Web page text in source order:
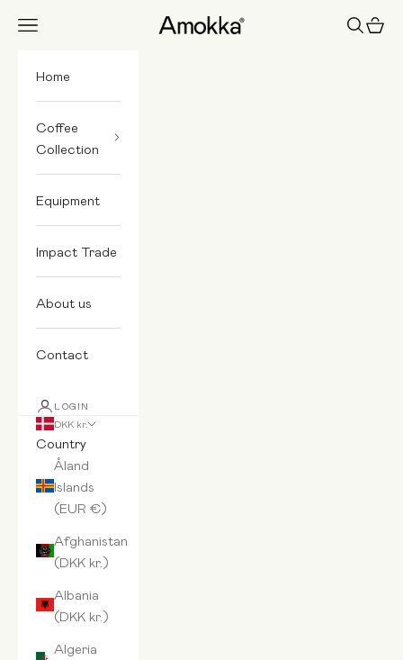
Amokka
Navigation menu Search
Cart
Home
Coffee
Collection
Equipment
Impact Trade
About us
Contact
LOGIN
DKK kr.
Country
Åland
Islands
(EUR €)
Afghanistan
(DKK kr.)
Albania
(DKK kr.)
Algeria